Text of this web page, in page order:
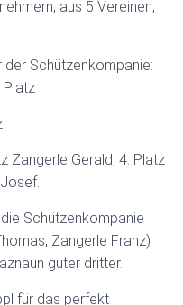
L
aus 5 Vereinen,
der Schützenkompanie:
Platz
Zangerle Gerald, 4. Platz
Schützenkompanie
Zangerle Franz)
guter dritter.
für das perfekt